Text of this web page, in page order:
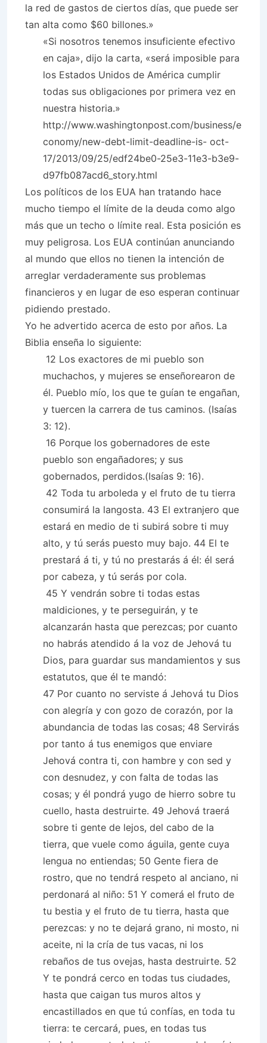
la red de gastos de ciertos días, que puede ser
tan alta como $60 billones.»
«Si nosotros tenemos insuficiente efectivo
en caja», dijo la carta, «será imposible para
los Estados Unidos de América cumplir
todas sus obligaciones por primera vez en
nuestra historia.»
http://www.washingtonpost.com/business/e
conomy/new-debt-limit-deadline-is- oct-
17/2013/09/25/edf24be0-25e3-11e3-b3e9-
d97fb087acd6_story.html
Los políticos de los EUA han tratando hace
mucho tiempo el límite de la deuda como algo
más que un techo o límite real. Esta posición es
muy peligrosa. Los EUA continúan anunciando
al mundo que ellos no tienen la intención de
arreglar verdaderamente sus problemas
financieros y en lugar de eso esperan continuar
pidiendo prestado.
Yo he advertido acerca de esto por años. La
Biblia enseña lo siguiente:
12 Los exactores de mi pueblo son
muchachos, y mujeres se enseñorearon de
él. Pueblo mío, los que te guían te engañan,
y tuercen la carrera de tus caminos. (Isaías
3: 12).
16 Porque los gobernadores de este
pueblo son engañadores; y sus
gobernados, perdidos.(Isaías 9: 16).
42 Toda tu arboleda y el fruto de tu tierra
consumirá la langosta. 43 El extranjero que
estará en medio de ti subirá sobre ti muy
alto, y tú serás puesto muy bajo. 44 El te
prestará á ti, y tú no prestarás á él: él será
por cabeza, y tú serás por cola.
45 Y vendrán sobre ti todas estas
maldiciones, y te perseguirán, y te
alcanzarán hasta que perezcas; por cuanto
no habrás atendido á la voz de Jehová tu
Dios, para guardar sus mandamientos y sus
estatutos, que él te mandó:
47 Por cuanto no serviste á Jehová tu Dios
con alegría y con gozo de corazón, por la
abundancia de todas las cosas; 48 Servirás
por tanto á tus enemigos que enviare
Jehová contra ti, con hambre y con sed y
con desnudez, y con falta de todas las
cosas; y él pondrá yugo de hierro sobre tu
cuello, hasta destruirte. 49 Jehová traerá
sobre ti gente de lejos, del cabo de la
tierra, que vuele como águila, gente cuya
lengua no entiendas; 50 Gente fiera de
rostro, que no tendrá respeto al anciano, ni
perdonará al niño: 51 Y comerá el fruto de
tu bestia y el fruto de tu tierra, hasta que
perezcas: y no te dejará grano, ni mosto, ni
aceite, ni la cría de tus vacas, ni los
rebaños de tus ovejas, hasta destruirte. 52
Y te pondrá cerco en todas tus ciudades,
hasta que caigan tus muros altos y
encastillados en que tú confías, en toda tu
tierra: te cercará, pues, en todas tus